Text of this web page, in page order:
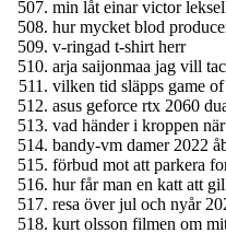
min låt einar victor
hur mycket blod
v-ringad t-shirt herr
arja saijonmaa jag vill
vilken tid släpps game
asus geforce rtx 2060
vad händer i kroppen
bandy-vm damer 2022
förbud mot att parkera
hur får man en katt att
resa över jul och nyår
kurt olsson filmen om